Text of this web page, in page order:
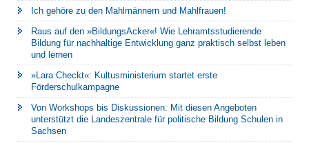
Ich gehöre zu den Mahlmännern und Mahlfrauen!
Raus auf den »BildungsAcker«! Wie Lehramtsstudierende
Bildung für nachhaltige Entwicklung ganz praktisch selbst leben
und lernen
»Lara Checkt«: Kultusministerium startet erste
Förderschulkampagne
Von Workshops bis Diskussionen: Mit diesen Angeboten
unterstützt die Landeszentrale für politische Bildung Schulen in
Sachsen